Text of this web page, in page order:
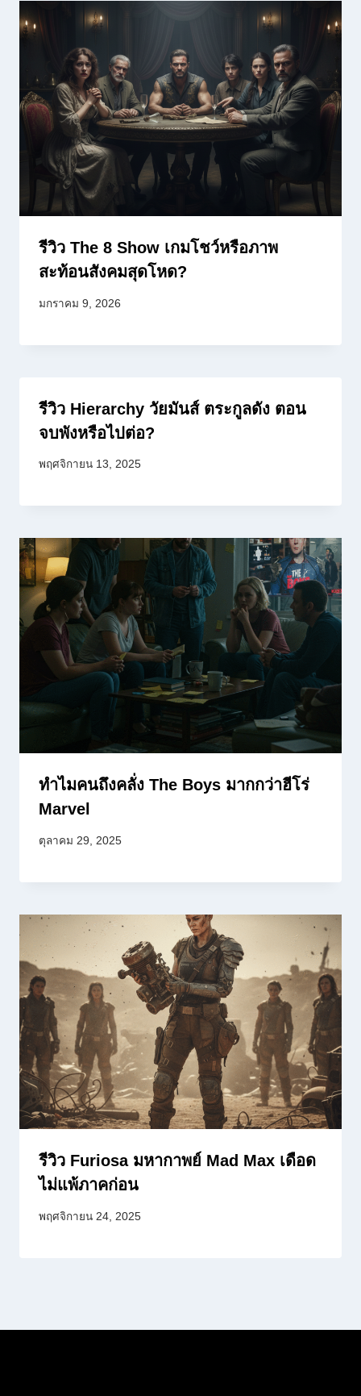
รีวิว The 8 Show เกมโชว์หรือภาพ
สะท้อนสังคมสุดโหด?
มกราคม 9, 2026
รีวิว Hierarchy วัยมันส์ ตระกูลดัง ตอน
จบพังหรือไปต่อ?
พฤศจิกายน 13, 2025
ทำไมคนถึงคลั่ง The Boys มากกว่าฮีโร่
Marvel
ตุลาคม 29, 2025
รีวิว Furiosa มหากาพย์ Mad Max เดือด
ไม่แพ้ภาคก่อน
พฤศจิกายน 24, 2025